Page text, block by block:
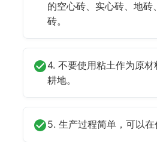
的空心砖、实心砖、地砖
砖。
4. 不要使用粘土作为原
耕地。
5. 生产过程简单，可以在